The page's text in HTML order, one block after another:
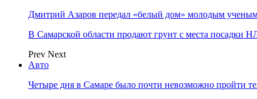
Дмитрий Азаров передал «белый дом» молодым
В Самарской области продают грунт с места посадки
Prev Next
Авто
Четыре дня в Самаре было почти невозможно пройти